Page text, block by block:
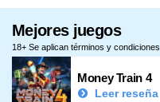
Mejores juegos
18+ Se aplican términos y condiciones
Money Train 4
Leer reseña